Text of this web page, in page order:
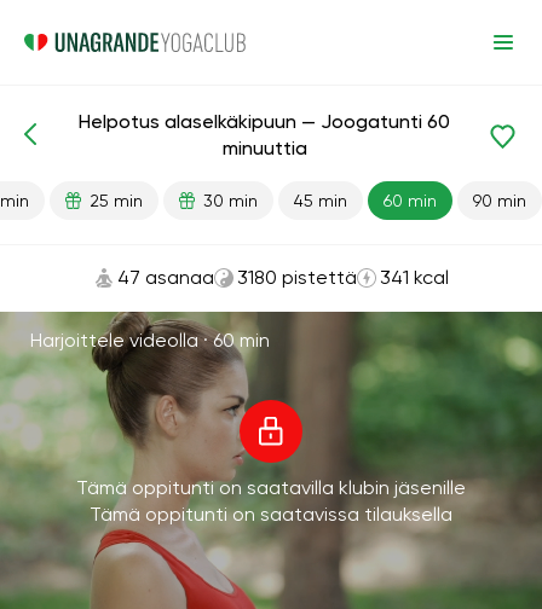
Pieni selkä
Helpotus alaselkäkipuun — Joogatunti 60
minuuttia
25 min 30 min 45 min 60 min 90 min
47 asanaa 3180 pistettä 341 kcal
Harjoittele videolla ·60 min
Tämä oppitunti on saatavilla klubin jäsenille
Tämä oppitunti on saatavissa tilauksella